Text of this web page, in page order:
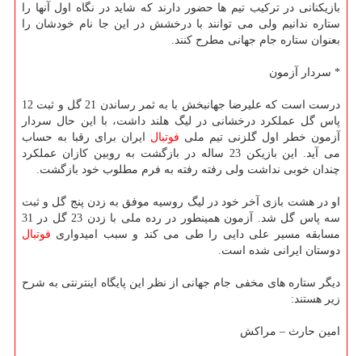
بازیكنانی در تركیب تیم ها حضور دارند كه شاید در نگاه اول آنها را
ستاره ندانیم ولی می توانند با درخشش در این جا نام خودشان را
بعنوان ستاره جام جهانی مطرح كنند.
* سردار آزمون
درست است كه علیرضا جهانبخش با به ثمر رساندن 21 گل و ثبت 12
پاس گل عملكرد درخشانی در لیگ هلند داشت، با این حال سردار
آزمون خطر اول گلزنی تیم ملی فوتبال ایران برای رقبا به حساب
می آید. این بازیكن 23 ساله در بازگشت به روبین كازان عملكرد
چندان خوبی نداشت ولی رفته رفته به فرم مطلوب خود بازگشت.
او در هشت بازی آخر خود در لیگ روسیه موفق به زدن پنج گل و ثبت
سه پاس گل شد. آزمون همینطور در رده ملی با زدن 23 گل در 31
مسابقه مسیر علی دایی را طی می كند و سبب امیدواری فوتبال
دوستان ایرانی شده است.
دیگر ستاره های مخفی جام جهانی از نظر این پایگاه اینترنتی به شرح
زیر هستند:
امین حارث – مراكش